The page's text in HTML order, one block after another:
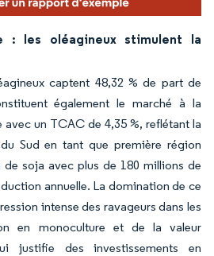
: les oléagineux stimulent la
captent 48,32 % de part de
également le marché à la
un TCAC de 4,35 %, reflétant la
Sud en tant que première région
soja avec plus de 180 millions de
annuelle. La domination de ce
intense des ravageurs dans les
en monoculture et de la valeur
justifie des investissements en